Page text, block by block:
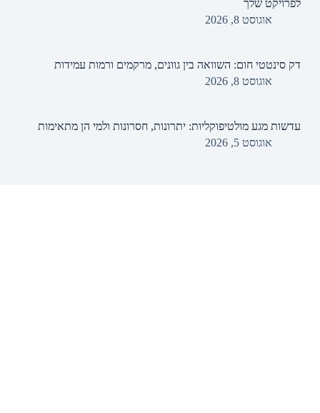
לפרויקט שלך
אוגוסט 8, 2026
דק סינטטי חום: השוואה בין גוונים, מרקמים ורמות עמידות
אוגוסט 8, 2026
עדשות מגע מולטיפוקליות: יתרונות, חסרונות ולמי הן מתאימות
אוגוסט 5, 2026